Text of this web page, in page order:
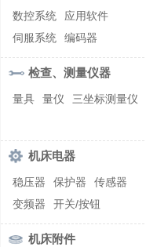
数控系统
应用软件
伺服系统
编码器
检查、测量仪器
量具 量仪 三坐标测量仪
机床电器
稳压器 保护器
传感器
变频器
开关/按钮
机床附件